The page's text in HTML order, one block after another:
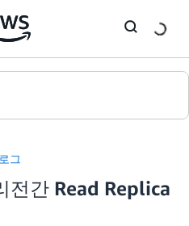
그
간 Read Replica